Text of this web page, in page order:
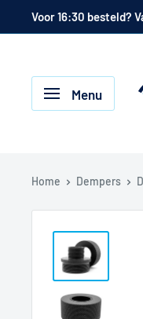
de
Voor 16:30 besteld?
Menu
Home Dempers